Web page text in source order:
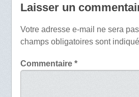
Laisser un
Votre adresse e-mail ne sera
champs obligatoires sont
Commentaire *